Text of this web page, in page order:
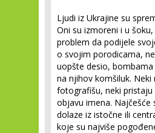
Ljudi iz Ukrajine su
Oni su izmoreni i u
problem da podijele
o svojim porodicama,
uopšte desio,
na njihov komšiluk. Neki
fotografišu, neki pristaju
objavu imena. Najčešće
dolaze iz istočne ili
koje su najviše